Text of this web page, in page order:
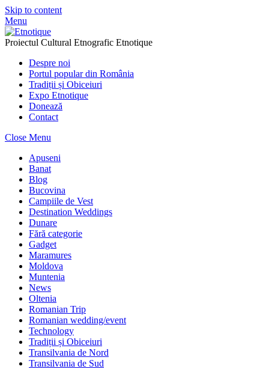
Skip to content
Menu
Proiectul Cultural Etnografic Etnotique
Despre noi
Portul popular din România
Tradiții și Obiceiuri
Expo Etnotique
Donează
Contact
Close Menu
Apuseni
Banat
Blog
Bucovina
Campiile de Vest
Destination Weddings
Dunare
Fără categorie
Gadget
Maramures
Moldova
Muntenia
News
Oltenia
Romanian Trip
Romanian wedding/event
Technology
Tradiții și Obiceiuri
Transilvania de Nord
Transilvania de Sud